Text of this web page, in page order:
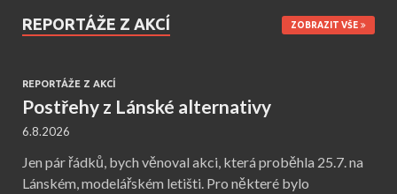
REPORTÁŽE Z AKCÍ ZOBRAZIT VŠE
REPORTÁŽE Z AKCÍ
Postřehy z Lánské alternativy
6.8.2026
Jen pár řádků, bych věnoval akci, která proběhla 25.7. na
Lánském, modelářském letišti. Pro některé bylo